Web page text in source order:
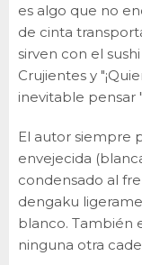
es algo que no
de cinta
sirven con el
Crujientes y
inevitable pensar
El autor siempre
envejecida
condensado al
dengaku
blanco. También
ninguna otra